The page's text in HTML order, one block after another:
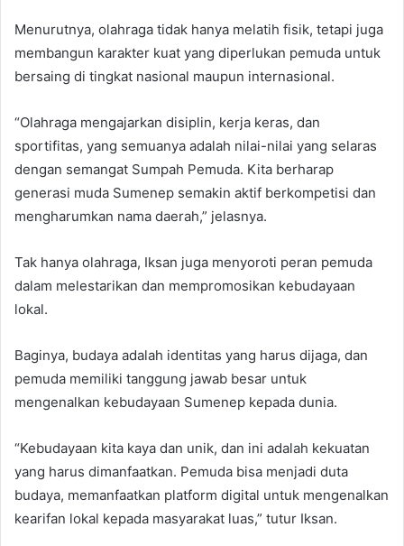
Menurutnya, olahraga tidak hanya melatih fisik, tetapi juga
membangun karakter kuat yang diperlukan pemuda untuk
bersaing di tingkat nasional maupun internasional.
“Olahraga mengajarkan disiplin, kerja keras, dan
sportifitas, yang semuanya adalah nilai-nilai yang selaras
dengan semangat Sumpah Pemuda. Kita berharap
generasi muda Sumenep semakin aktif berkompetisi dan
mengharumkan nama daerah,” jelasnya.
Tak hanya olahraga, Iksan juga menyoroti peran pemuda
dalam melestarikan dan mempromosikan kebudayaan
lokal.
Baginya, budaya adalah identitas yang harus dijaga, dan
pemuda memiliki tanggung jawab besar untuk
mengenalkan kebudayaan Sumenep kepada dunia.
“Kebudayaan kita kaya dan unik, dan ini adalah kekuatan
yang harus dimanfaatkan. Pemuda bisa menjadi duta
budaya, memanfaatkan platform digital untuk mengenalkan
kearifan lokal kepada masyarakat luas,” tutur Iksan.